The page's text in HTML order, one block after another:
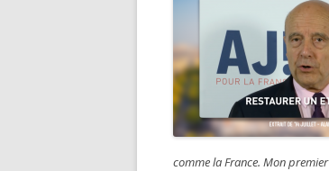
comme la France. Mon